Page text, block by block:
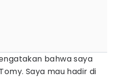
bahwa saya
Saya mau hadir di